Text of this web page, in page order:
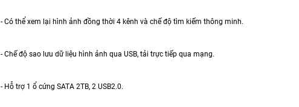
- Có thể xem lại hình ảnh đồng thời 4 kênh và chế độ tìm kiếm thông minh.
- Chế độ sao lưu dữ liệu hình ảnh qua USB, tải trực tiếp qua mạng.
- Hỗ trợ 1 ổ cứng SATA 2TB, 2 USB2.0.